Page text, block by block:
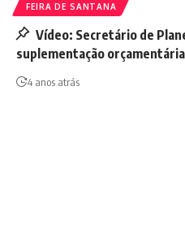
FEIRA DE SANTANA
Vídeo: Secretário de
suplementação orçamentária
4 anos atrás